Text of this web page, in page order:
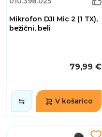
Mikrofon DJI Mic 2 (1 TX),
bežični, beli
79,99 €
V košarico